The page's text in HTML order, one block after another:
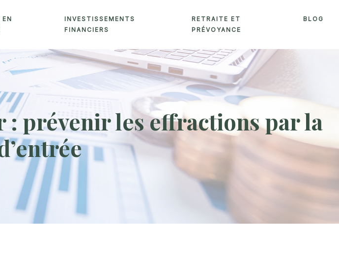
EN
INVESTISSEMENTS
FINANCIERS
RETRAITE ET
PRÉVOYANCE
BLOG
prévenir les effractions par la